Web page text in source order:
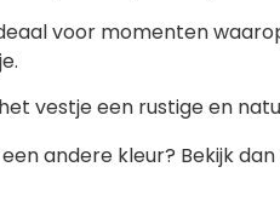
voor momenten
vestje een rustige en
andere kleur? Bekijk